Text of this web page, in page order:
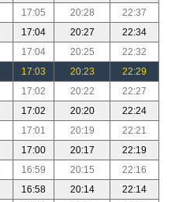
17:05 20:28
22:37
17:04 20:27
22:34
17:04 20:25
22:32
17:03 20:23
22:29
17:02 20:22
22:27
17:02 20:20
22:24
17:01 20:19
22:21
17:00 20:17
22:19
16:59 20:15
22:16
16:58 20:14
22:14